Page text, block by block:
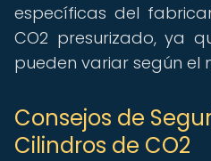
específicas del
CO2 presurizado, ya
pueden variar según el
Consejos de
Cilindros de CO2